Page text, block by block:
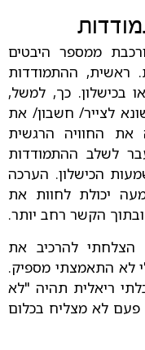
ממספר היבטים
ראשית, ההתמודדות
בכישלון. כך, למשל,
לצייר/ חשבון/ את
את החוויה הרגשית
לשלב ההתמודדות
הכישלון. הערכה
יכולת לחוות את
ובתוך הקשר רחב יותר.
להרכיב את
לא התאמצתי מספיק.
ריאלית תהיה "לא
לא מצליח בכלום